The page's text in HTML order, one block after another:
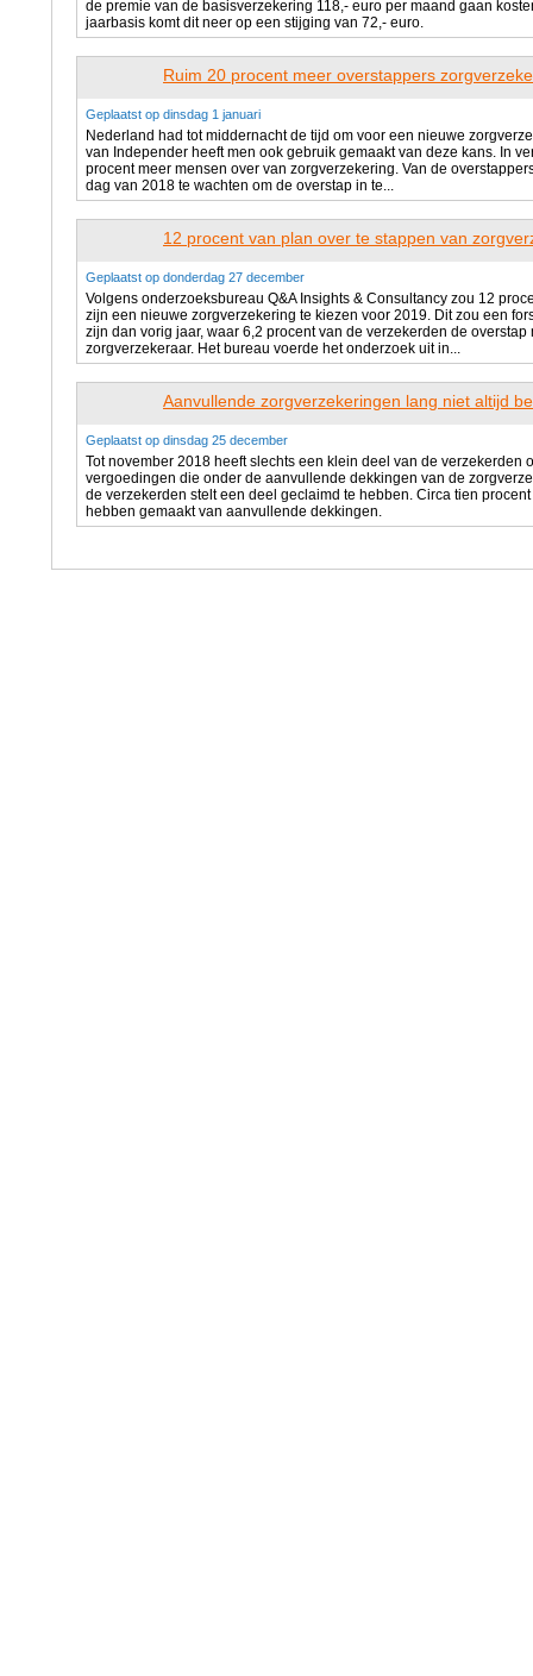
de premie van de basisverzekering 118,- euro per maand gaan
jaarbasis komt dit neer op een stijging van 72,- euro.
Ruim 20 procent meer overstappers
Geplaatst op dinsdag 1 januari
Nederland had tot middernacht de tijd om voor een nieuwe
van Independer heeft men ook gebruik gemaakt van deze kans. In
procent meer mensen over van zorgverzekering. Van de
dag van 2018 te wachten om de overstap in te...
12 procent van plan over te stappen van
Geplaatst op donderdag 27 december
Volgens onderzoeksbureau Q&A Insights & Consultancy zou 12
zijn een nieuwe zorgverzekering te kiezen voor 2019. Dit zou een
zijn dan vorig jaar, waar 6,2 procent van de verzekerden de
zorgverzekeraar. Het bureau voerde het onderzoek uit in...
Aanvullende zorgverzekeringen lang niet altijd
Geplaatst op dinsdag 25 december
Tot november 2018 heeft slechts een klein deel van de verzekerden
vergoedingen die onder de aanvullende dekkingen van de
de verzekerden stelt een deel geclaimd te hebben. Circa tien
hebben gemaakt van aanvullende dekkingen.